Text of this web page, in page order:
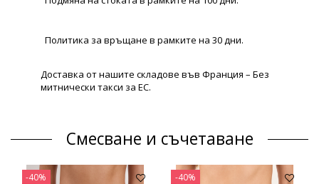
Политика за връщане в рамките на 30 дни.
Доставка от нашите складове във Франция – Без
митнически такси за ЕС.
Смесване и съчетаване
-40% -40%